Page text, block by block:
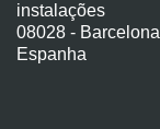
instalações
08028 -
Espanha